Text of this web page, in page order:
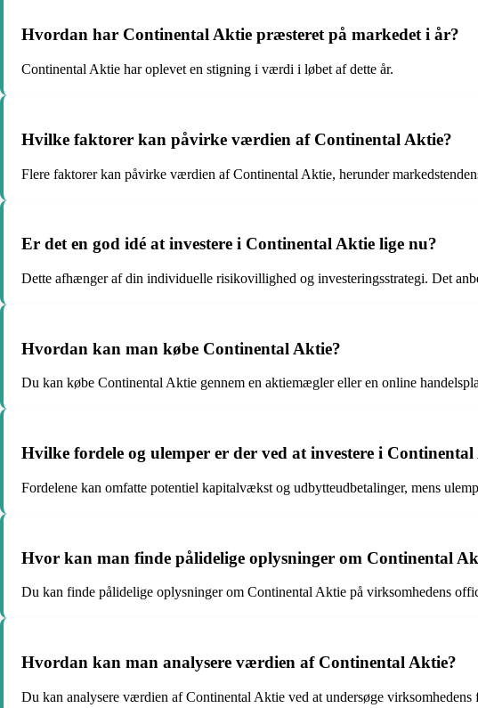
Hvordan har Continental Aktie præsteret på markedet i år?
Continental Aktie har oplevet en stigning i værdi i løbet af dette år.
Hvilke faktorer kan påvirke værdien af Continental Aktie?
Flere faktorer kan påvirke værdien af Continental Aktie, herunder
Er det en god idé at investere i Continental Aktie lige nu?
Dette afhænger af din individuelle risikovillighed og investeringsstrategi. Det
Hvordan kan man købe Continental Aktie?
Du kan købe Continental Aktie gennem en aktiemægler eller en online
Hvilke fordele og ulemper er der ved at investere i Continental
Fordelene kan omfatte potentiel kapitalvækst og udbytteudbetalinger, mens
Hvor kan man finde pålidelige oplysninger om Continental
Du kan finde pålidelige oplysninger om Continental Aktie på virksomhedens
Hvordan kan man analysere værdien af Continental Aktie?
Du kan analysere værdien af Continental Aktie ved at undersøge